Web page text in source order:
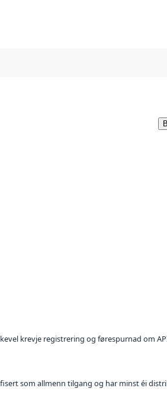
krevje registrering og førespurnad om
som allmenn tilgang og har minst éi